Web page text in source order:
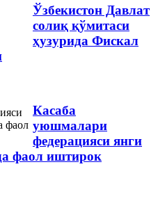
Ўзбекистон Давлат
солиқ қўмитаси
ҳузурида Фискал
Касаба
уюшмалари
федерацияси янги
фаол иштирок